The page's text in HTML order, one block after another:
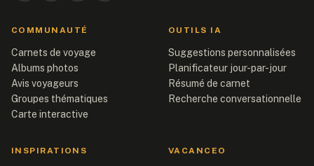
COMMUNAUTÉ
Carnets de voyage
Albums photos
Avis voyageurs
Groupes thématiques
Carte interactive
OUTILS IA
Suggestions personnalisées
Planificateur jour-par-jour
Résumé de carnet
Recherche conversationnelle
INSPIRATIONS VACANCEO